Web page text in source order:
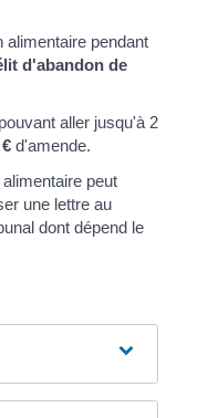
alimentaire pendant
d'abandon de
aller jusqu'à 2
d'amende.
peut
une lettre au
dont dépend le